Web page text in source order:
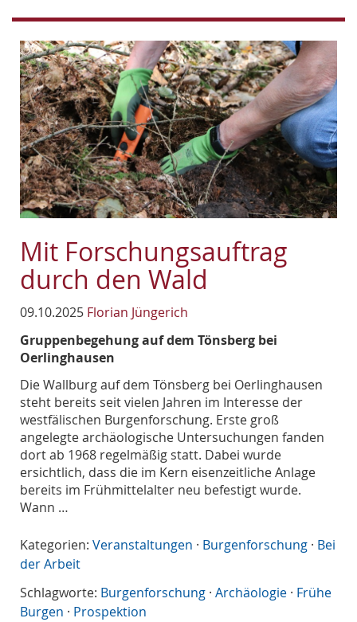
Mit Forschungsauftrag
durch den Wald
09.10.2025 Florian Jüngerich
Gruppenbegehung auf dem Tönsberg bei
Oerlinghausen
Die Wallburg auf dem Tönsberg bei Oerlinghausen
steht bereits seit vielen Jahren im Interesse der
westfälischen Burgenforschung. Erste groß
angelegte archäologische Untersuchungen fanden
dort ab 1968 regelmäßig statt. Dabei wurde
ersichtlich, dass die im Kern eisenzeitliche Anlage
bereits im Frühmittelalter neu befestigt wurde.
Wann …
Kategorien: Veranstaltungen · Burgenforschung · Bei
der Arbeit
Schlagworte: Burgenforschung · Archäologie · Frühe
Burgen · Prospektion